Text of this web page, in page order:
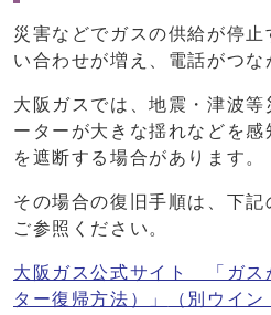
災害などでガスの供給が停
い合わせが増え、電話がつな
大阪ガスでは、地震・津波
ーターが大きな揺れなどを
を遮断する場合があります。
その場合の復旧手順は、下
ご参照ください。
大阪ガス公式サイト 「ガス
ター復帰方法）」
（別ウイン